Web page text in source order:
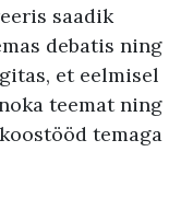
saadik
debatis ning
et eelmisel
teemat ning
temaga